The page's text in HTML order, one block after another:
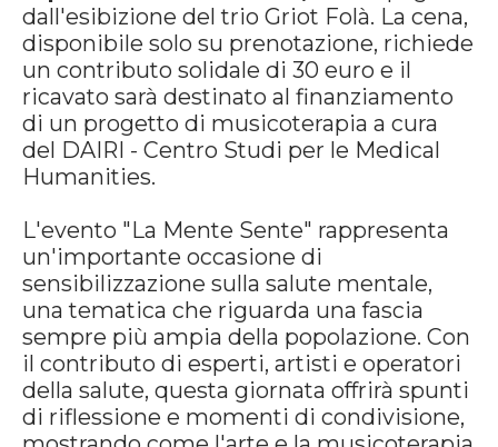
dall'esibizione del trio Griot Folà. La cena,
disponibile solo su prenotazione, richiede
un contributo solidale di 30 euro e il
ricavato sarà destinato al finanziamento
di un progetto di musicoterapia a cura
del DAIRI - Centro Studi per le Medical
Humanities.
L'evento "La Mente Sente" rappresenta
un'importante occasione di
sensibilizzazione sulla salute mentale,
una tematica che riguarda una fascia
sempre più ampia della popolazione. Con
il contributo di esperti, artisti e operatori
della salute, questa giornata offrirà spunti
di riflessione e momenti di condivisione,